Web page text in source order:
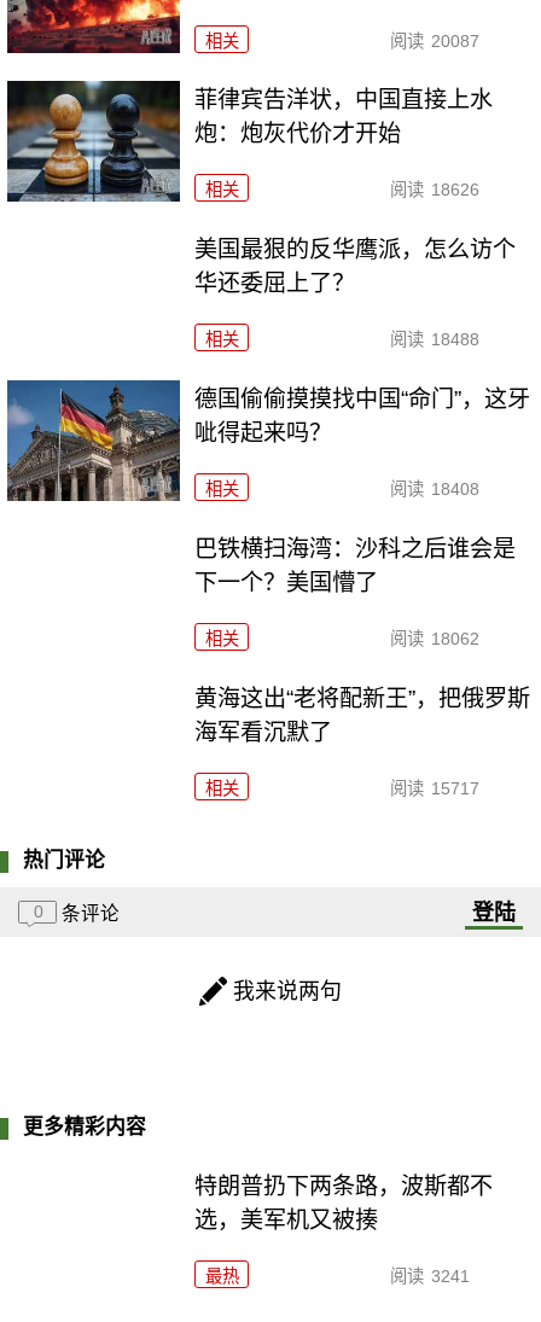
相关 阅读 20087
菲律宾告洋状，中国直接上水
炮：炮灰代价才开始
相关 阅读 18626
美国最狠的反华鹰派，怎么访个
华还委屈上了？
相关 阅读 18488
德国偷偷摸摸找中国“命门”，这牙
呲得起来吗？
相关 阅读 18408
巴铁横扫海湾：沙科之后谁会是
下一个？美国懵了
相关 阅读 18062
黄海这出“老将配新王”，把俄罗斯
海军看沉默了
相关 阅读 15717
热门评论
0 条评论 登陆
我来说两句
更多精彩内容
特朗普扔下两条路，波斯都不
选，美军机又被揍
最热 阅读 3241